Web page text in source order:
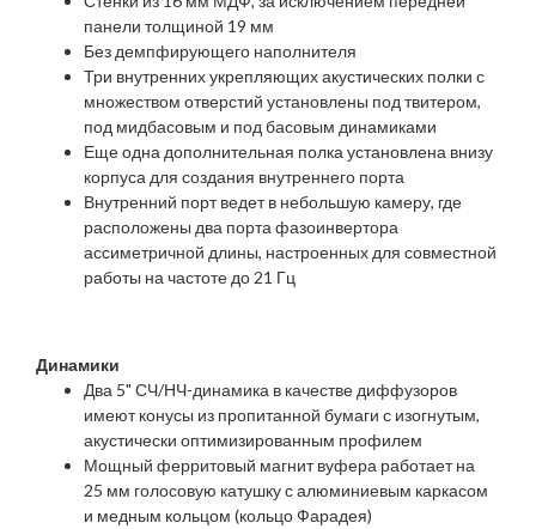
панели толщиной 19 мм
Без демпфирующего наполнителя
Три внутренних укрепляющих акустических полки с
множеством отверстий установлены под твитером,
под мидбасовым и под басовым динамиками
Еще одна дополнительная полка установлена внизу
корпуса для создания внутреннего порта
Внутренний порт ведет в небольшую камеру, где
расположены два порта фазоинвертора
ассиметричной длины, настроенных для совместной
работы на частоте до 21 Гц
Динамики
Два 5" СЧ/НЧ-динамика в качестве диффузоров
имеют конусы из пропитанной бумаги с изогнутым,
акустически оптимизированным профилем
Мощный ферритовый магнит вуфера работает на
25 мм голосовую катушку с алюминиевым каркасом
и медным кольцом (кольцо Фарадея)